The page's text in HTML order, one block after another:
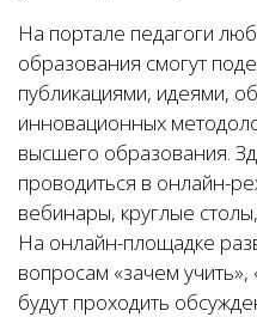
На портале педагоги
образования смогут
публикациями, идеями,
инновационных
высшего образования.
проводиться в онлайн-
вебинары, круглые
На онлайн-площадке
вопросам «зачем учить»,
будут проходить